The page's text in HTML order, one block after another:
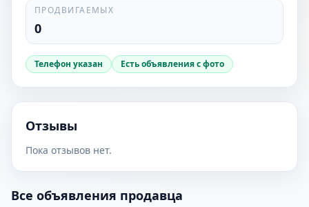
ПРОДВИГАЕМЫХ
0
Телефон указан Есть объявления с фото
Отзывы
Пока отзывов нет.
Все объявления продавца